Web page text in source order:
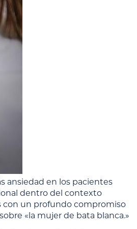
ansiedad en los pacientes
dentro del contexto
con un profundo compromiso
«la mujer de bata blanca.»